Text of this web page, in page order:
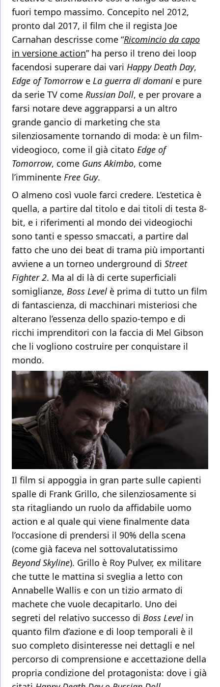
fuori tempo massimo. Concepito nel 2012,
pronto dal 2017, il film che il regista Joe
Carnahan descrisse come “Ricomincio da capo
in versione action” ha perso il treno dei loop
facendosi superare dai vari Happy Death Day,
Edge of Tomorrowe La guerra di domani e pure
da serie TV come Russian Doll, e per provare a
farsi notare deve aggrapparsi a un altro
grande gancio di marketing che sta
silenziosamente tornando di moda: è un film-
videogioco, come il già citato Edge of
Tomorrow, come Guns Akimbo, come
l’imminente Free Guy.
O almeno così vuole farci credere. L’estetica è
quella, a partire dal titolo e dai titoli di testa 8-
bit, e i riferimenti al mondo dei videogiochi
sono tanti e spesso smaccati, a partire dal
fatto che uno dei beat di trama più importanti
avviene a un torneo underground di Street
Fighter 2. Ma al di là di certe superficiali
somiglianze, Boss Level è prima di tutto un film
di fantascienza, di macchinari misteriosi che
alterano l’essenza dello spazio-tempo e di
ricchi imprenditori con la faccia di Mel Gibson
che li vogliono costruire per conquistare il
mondo.
Il film si appoggia in gran parte sulle capienti
spalle di Frank Grillo, che silenziosamente si
sta ritagliando un ruolo da affidabile uomo
action e al quale qui viene finalmente data
l’occasione di prendersi il 90% della scena
(come già faceva nel sottovalutatissimo
Beyond Skyline). Grillo è Roy Pulver, ex militare
che tutte le mattina si sveglia a letto con
Annabelle Wallis e con un tizio armato di
machete che vuole decapitarlo. Uno dei
segreti del relativo successo di Boss Level in
quanto film d’azione e di loop temporali è il
suo completo disinteresse nei dettagli e nel
percorso di comprensione e accettazione della
propria condizione del protagonista: dove i già